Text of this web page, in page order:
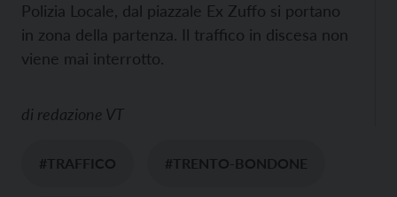
Polizia Locale, dal piazzale Ex Zuffo si portano
in zona della partenza. Il traffico in discesa non
viene mai interrotto.
di redazione VT
#TRAFFICO #TRENTO-BONDONE